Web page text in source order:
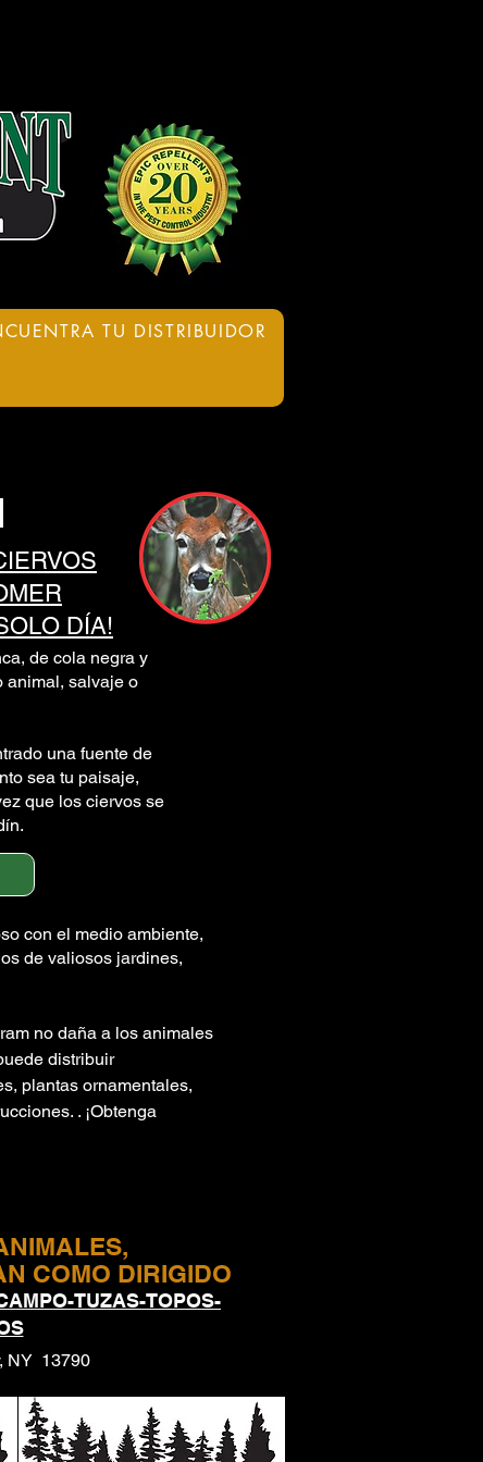
TU DISTRIBUIDOR
DÍA!
de cola negra y
animal, salvaje o
una fuente de
sea tu paisaje,
que los ciervos se
con el medio ambiente,
de valiosos jardines,
no daña a los animales
distribuir
plantas ornamentales,
. ¡Obtenga
COMO DIRIGIDO
TUZAS-TOPOS-
NY 13790